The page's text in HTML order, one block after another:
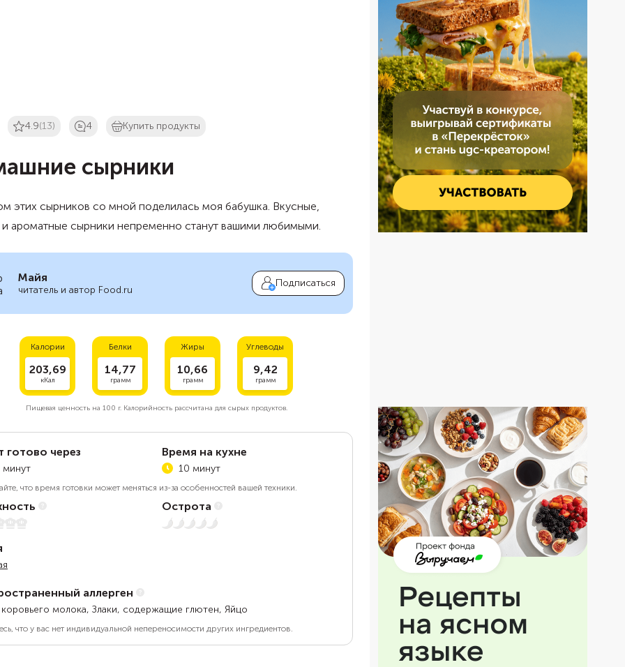
4.9(13) 4 Купить продукты
сырники
этих сырников со мной поделилась моя бабушка. Вкусные,
ароматные сырники непременно станут вашими любимыми.
Майя
читатель и автор Food.ru
Подписаться
Калории
203,69
кКал
Белки
14,77
грамм
Жиры
10,66
грамм
Углеводы
9,42
грамм
Пищевая ценность на 100 г.Калорийность рассчитана для сырых продуктов.
готово через
минут
Время на кухне
10 минут
что время готовки может меняться из-за особенностей вашей техники.
Острота
Нет остроты
аллерген
молока, Злаки, содержащие глютен, Яйцо
что у вас нет индивидуальной непереносимости других ингредиентов.